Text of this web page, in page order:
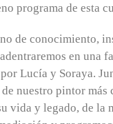
programa de esta
de conocimiento,
en una
Lucía y Soraya.
nuestro pintor más
vida y legado, de la